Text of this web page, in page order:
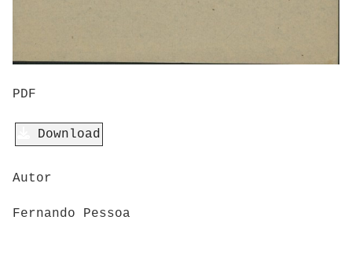
PDF
Download
Autor
Fernando Pessoa